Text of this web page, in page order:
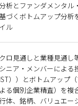
析とファンダメンタル
づくボトムアップ分析
ル
ロ見通しと業種見通し
シニア・メンバーによ
IST））とボトムアップ
る個別企業精査）を複
体、銘柄、バリュエー